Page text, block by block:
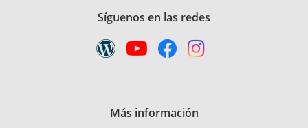
Síguenos en las redes
Más información